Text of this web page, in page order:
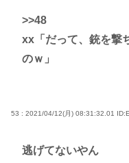
>>48
xx「だって、銃を撃
のｗ」
53 : 2021/04/12(月) 08:31:32.01
逃げてないやん